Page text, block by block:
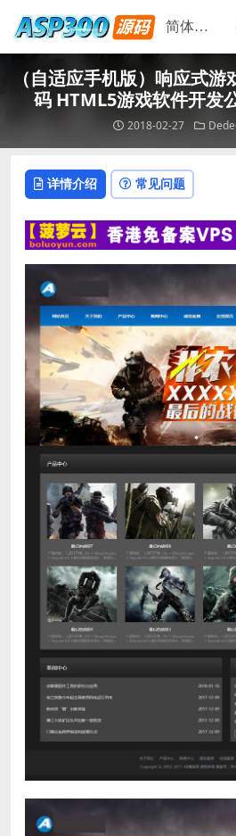
（自适应手机版）响应式
码 HTML5游戏软件开发
2018-02-27
详情介绍 常见问题